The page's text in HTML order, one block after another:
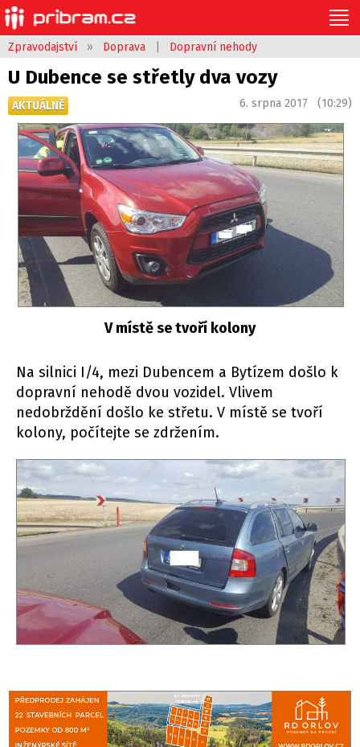
Zpravodajství » Doprava Dopravní nehody
U Dubence se střetly dva vozy
AKTUÁLNĚ 6. srpna 2017 (10:29)
V místě se tvoří kolony
Na silnici I/4, mezi Dubencem a Bytízem došlo k
dopravní nehodě dvou vozidel. Vlivem
nedobrždění došlo ke střetu. V místě se tvoří
kolony, počítejte se zdržením.